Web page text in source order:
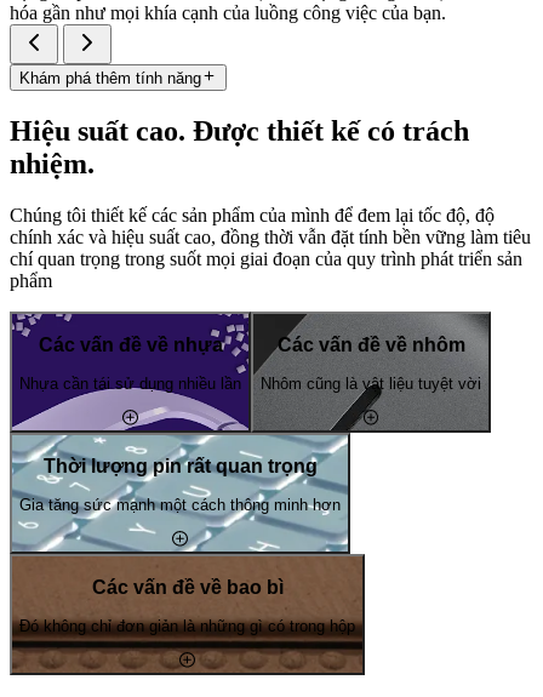
hóa gần như mọi khía cạnh của luồng công việc của bạn.
Khám phá thêm tính năng
Hiệu suất cao. Được thiết kế có trách
nhiệm.
Chúng tôi thiết kế các sản phẩm của mình để đem lại tốc độ, độ
chính xác và hiệu suất cao, đồng thời vẫn đặt tính bền vững làm tiêu
chí quan trọng trong suốt mọi giai đoạn của quy trình phát triển sản
phẩm
Các vấn đề về nhựa
Nhựa cần tái sử dụng nhiều lần
Các vấn đề về nhôm
Nhôm cũng là vật liệu tuyệt vời
Thời lượng pin rất quan trọng
Gia tăng sức mạnh một cách thông minh hơn
Các vấn đề về bao bì
Đó không chỉ đơn giản là những gì có trong hộp